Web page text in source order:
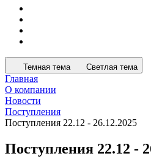
Темная тема Светлая тема
Главная
О компании
Новости
Поступления
Поступления 22.12 - 26.12.2025
Поступления 22.12 -